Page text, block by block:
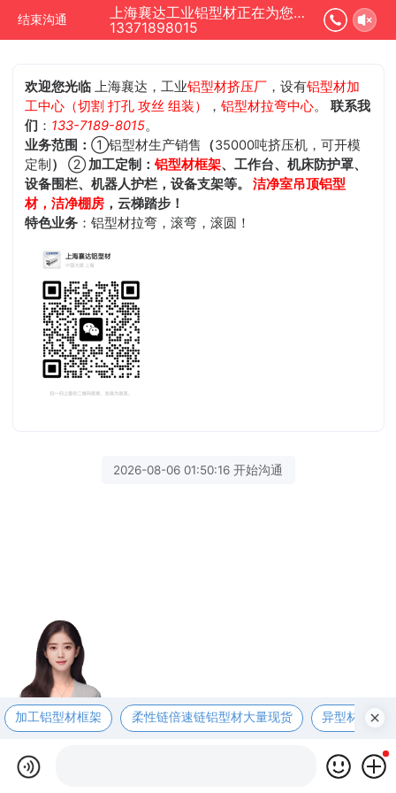
结束沟通
上海襄达工业铝型材正在为您服务
13371898015
欢迎您光临 上海襄达，工业铝型材挤压厂 ，设有铝型材加
工中心（切割 打孔 攻丝 组装）
，铝型材拉弯中心。联系我
们 ： 133-7189-8015。
业务范围：①铝型材生产销售 （35000吨挤压机，可开模
定制 ） ② 加工定制：铝型材框架、工作台、机床防护罩、
设备围栏、机器人护栏，设备支架等。
洁净室吊顶铝型
材，洁净棚房 ，云梯踏步！
特色业务 ：铝型材拉弯，滚弯，滚圆！
2026-08-06 01:50:16 开始沟通
加工铝型材框架 柔性链倍速链铝型材大量现货 异型材开模